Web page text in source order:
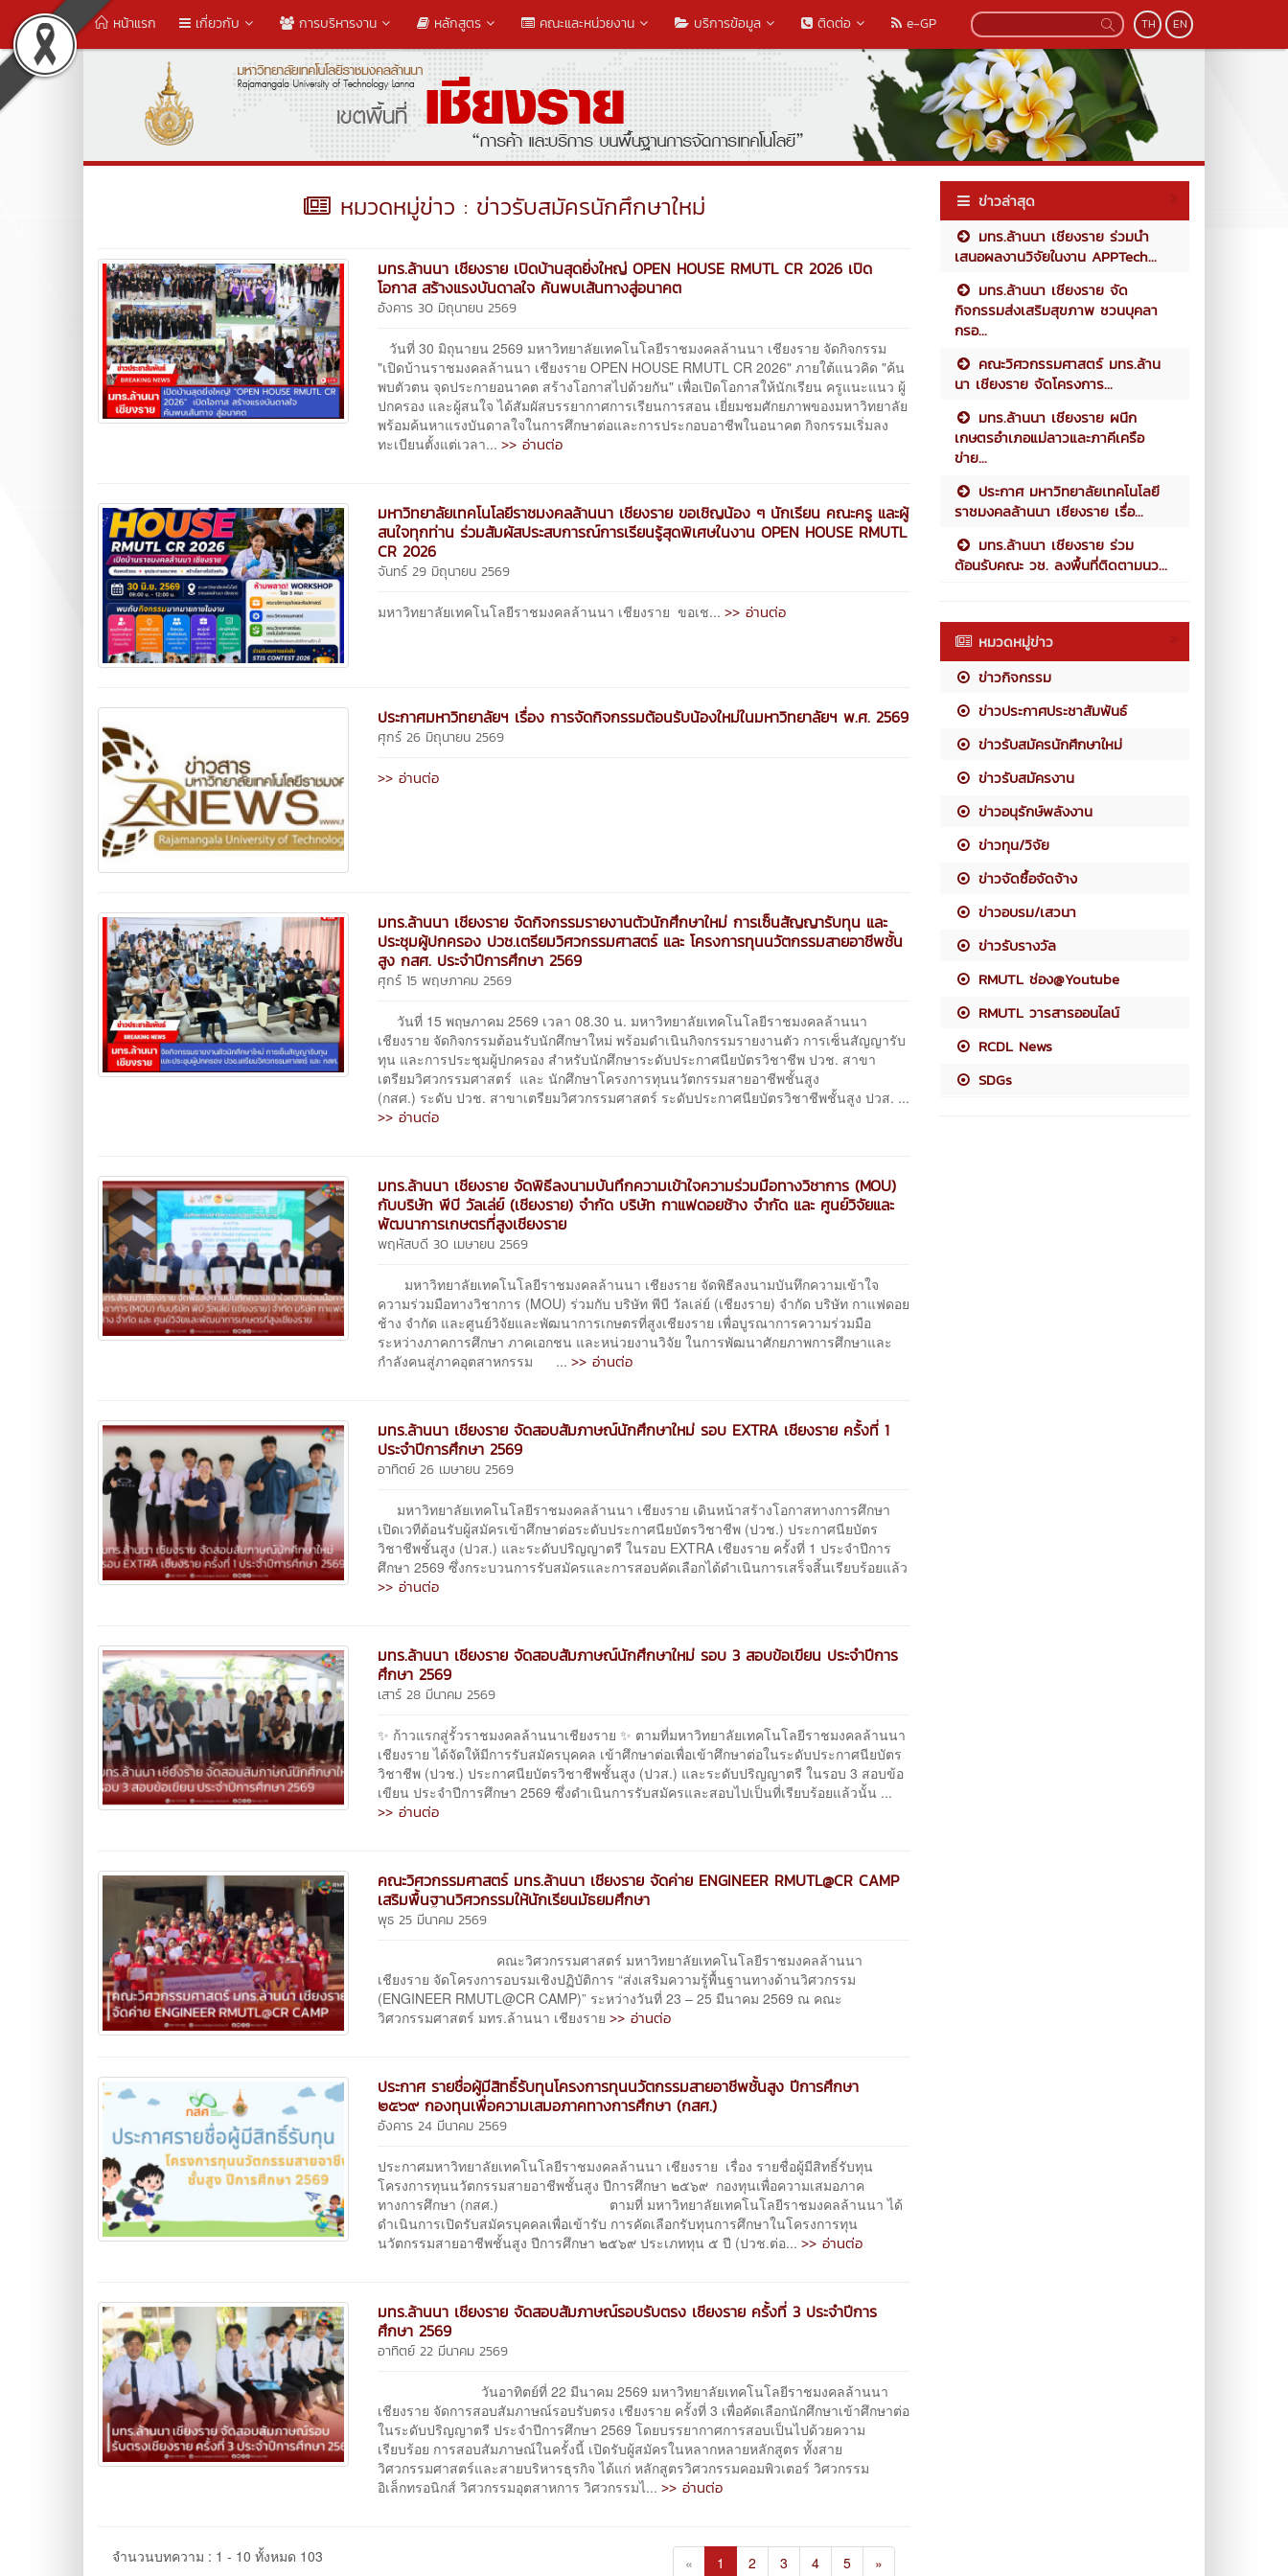
หน้าแรก เกี่ยวกับ การบริหารงาน หลักสูตร คณะและหน่วยงาน บริการข้อมูล ติดต่อ e-GP TH EN
หมวดหมู่ข่าว : ข่าวรับสมัครนักศึกษาใหม่
มทร.ล้านนา เชียงราย เปิดบ้านสุดยิ่งใหญ่ OPEN HOUSE RMUTL CR 2026 เปิด
โอกาส สร้างแรงบันดาลใจ ค้นพบเส้นทางสู่อนาคต
อังคาร 30 มิถุนายน 2569
วันที่ 30 มิถุนายน 2569 มหาวิทยาลัยเทคโนโลยีราชมงคลล้านนา เชียงราย จัดกิจกรรม
"เปิดบ้านราชมงคลล้านนา เชียงราย OPEN HOUSE RMUTL CR 2026" ภายใต้แนวคิด "ค้น
พบตัวตน จุดประกายอนาคต สร้างโอกาสไปด้วยกัน" เพื่อเปิดโอกาสให้นักเรียน ครูแนะแนว ผู้
ปกครอง และผู้สนใจ ได้สัมผัสบรรยากาศการเรียนการสอน เยี่ยมชมศักยภาพของมหาวิทยาลัย
พร้อมค้นหาแรงบันดาลใจในการศึกษาต่อและการประกอบอาชีพในอนาคต กิจกรรมเริ่มลง
ทะเบียนตั้งแต่เวลา...>> อ่านต่อ
มหาวิทยาลัยเทคโนโลยีราชมงคลล้านนา เชียงราย ขอเชิญน้อง ๆ นักเรียน คณะครู และผู้
สนใจทุกท่าน ร่วมสัมผัสประสบการณ์การเรียนรู้สุดพิเศษในงาน OPEN HOUSE RMUTL
CR 2026
จันทร์ 29 มิถุนายน 2569
มหาวิทยาลัยเทคโนโลยีราชมงคลล้านนา เชียงราย ขอเช...>> อ่านต่อ
ประกาศมหาวิทยาลัยฯ เรื่อง การจัดกิจกรรมต้อนรับน้องใหม่ในมหาวิทยาลัยฯ พ.ศ. 2569
ศุกร์ 26 มิถุนายน 2569
>> อ่านต่อ
มทร.ล้านนา เชียงราย จัดกิจกรรมรายงานตัวนักศึกษาใหม่ การเซ็นสัญญารับทุน และ
ประชุมผู้ปกครอง ปวช.เตรียมวิศวกรรมศาสตร์ และ โครงการทุนนวัตกรรมสายอาชีพชั้น
สูง กสศ. ประจำปีการศึกษา 2569
ศุกร์ 15 พฤษภาคม 2569
วันที่ 15 พฤษภาคม 2569 เวลา 08.30 น. มหาวิทยาลัยเทคโนโลยีราชมงคลล้านนา
เชียงราย จัดกิจกรรมต้อนรับนักศึกษาใหม่ พร้อมดำเนินกิจกรรมรายงานตัว การเซ็นสัญญารับ
ทุน และการประชุมผู้ปกครอง สำหรับนักศึกษาระดับประกาศนียบัตรวิชาชีพ ปวช. สาขา
เตรียมวิศวกรรมศาสตร์ และ นักศึกษาโครงการทุนนวัตกรรมสายอาชีพชั้นสูง
(กสศ.) ระดับ ปวช. สาขาเตรียมวิศวกรรมศาสตร์ ระดับประกาศนียบัตรวิชาชีพชั้นสูง ปวส. ...
>> อ่านต่อ
มทร.ล้านนา เชียงราย จัดพิธีลงนามบันทึกความเข้าใจความร่วมมือทางวิชาการ (MOU)
กับบริษัท พีบี วัลเล่ย์ (เชียงราย) จำกัด บริษัท กาแฟดอยช้าง จำกัด และ ศูนย์วิจัยและ
พัฒนาการเกษตรที่สูงเชียงราย
พฤหัสบดี 30 เมษายน 2569
มหาวิทยาลัยเทคโนโลยีราชมงคลล้านนา เชียงราย จัดพิธีลงนามบันทึกความเข้าใจ
ความร่วมมือทางวิชาการ (MOU) ร่วมกับ บริษัท พีบี วัลเล่ย์ (เชียงราย) จำกัด บริษัท กาแฟดอย
ช้าง จำกัด และศูนย์วิจัยและพัฒนาการเกษตรที่สูงเชียงราย เพื่อบูรณาการความร่วมมือ
ระหว่างภาคการศึกษา ภาคเอกชน และหน่วยงานวิจัย ในการพัฒนาศักยภาพการศึกษาและ
กำลังคนสู่ภาคอุตสาหกรรม ...>> อ่านต่อ
มทร.ล้านนา เชียงราย จัดสอบสัมภาษณ์นักศึกษาใหม่ รอบ EXTRA เชียงราย ครั้งที่ 1
ประจำปีการศึกษา 2569
อาทิตย์ 26 เมษายน 2569
มหาวิทยาลัยเทคโนโลยีราชมงคลล้านนา เชียงราย เดินหน้าสร้างโอกาสทางการศึกษา
เปิดเวทีต้อนรับผู้สมัครเข้าศึกษาต่อระดับประกาศนียบัตรวิชาชีพ (ปวช.) ประกาศนียบัตร
วิชาชีพชั้นสูง (ปวส.) และระดับปริญญาตรี ในรอบ EXTRA เชียงราย ครั้งที่ 1 ประจำปีการ
ศึกษา 2569 ซึ่งกระบวนการรับสมัครและการสอบคัดเลือกได้ดำเนินการเสร็จสิ้นเรียบร้อยแล้ว
>> อ่านต่อ
มทร.ล้านนา เชียงราย จัดสอบสัมภาษณ์นักศึกษาใหม่ รอบ 3 สอบข้อเขียน ประจำปีการ
ศึกษา 2569
เสาร์ 28 มีนาคม 2569
✨ ก้าวแรกสู่รั้วราชมงคลล้านนาเชียงราย ✨ ตามที่มหาวิทยาลัยเทคโนโลยีราชมงคลล้านนา
เชียงราย ได้จัดให้มีการรับสมัครบุคคล เข้าศึกษาต่อเพื่อเข้าศึกษาต่อในระดับประกาศนียบัตร
วิชาชีพ (ปวช.) ประกาศนียบัตรวิชาชีพชั้นสูง (ปวส.) และระดับปริญญาตรี ในรอบ 3 สอบข้อ
เขียน ประจำปีการศึกษา 2569 ซึ่งดำเนินการรับสมัครและสอบไปเป็นที่เรียบร้อยแล้วนั้น ...
>> อ่านต่อ
คณะวิศวกรรมศาสตร์ มทร.ล้านนา เชียงราย จัดค่าย ENGINEER RMUTL@CR CAMP
เสริมพื้นฐานวิศวกรรมให้นักเรียนมัธยมศึกษา
พุธ 25 มีนาคม 2569
คณะวิศวกรรมศาสตร์ มหาวิทยาลัยเทคโนโลยีราชมงคลล้านนา
เชียงราย จัดโครงการอบรมเชิงปฏิบัติการ “ส่งเสริมความรู้พื้นฐานทางด้านวิศวกรรม
(ENGINEER RMUTL@CR CAMP)” ระหว่างวันที่ 23 – 25 มีนาคม 2569 ณ คณะ
วิศวกรรมศาสตร์ มทร.ล้านนา เชียงราย>> อ่านต่อ
ประกาศ รายชื่อผู้มีสิทธิ์รับทุนโครงการทุนนวัตกรรมสายอาชีพชั้นสูง ปีการศึกษา
๒๕๖๙ กองทุนเพื่อความเสมอภาคทางการศึกษา (กสศ.)
อังคาร 24 มีนาคม 2569
ประกาศมหาวิทยาลัยเทคโนโลยีราชมงคลล้านนา เชียงราย เรื่อง รายชื่อผู้มีสิทธิ์รับทุน
โครงการทุนนวัตกรรมสายอาชีพชั้นสูง ปีการศึกษา ๒๕๖๙ กองทุนเพื่อความเสมอภาค
ทางการศึกษา (กสศ.) ตามที่ มหาวิทยาลัยเทคโนโลยีราชมงคลล้านนา ได้
ดําเนินการเปิดรับสมัครบุคคลเพื่อเข้ารับ การคัดเลือกรับทุนการศึกษาในโครงการทุน
นวัตกรรมสายอาชีพชั้นสูง ปีการศึกษา ๒๕๖๙ ประเภททุน ๕ ปี (ปวช.ต่อ...>> อ่านต่อ
มทร.ล้านนา เชียงราย จัดสอบสัมภาษณ์รอบรับตรง เชียงราย ครั้งที่ 3 ประจำปีการ
ศึกษา 2569
อาทิตย์ 22 มีนาคม 2569
วันอาทิตย์ที่ 22 มีนาคม 2569 มหาวิทยาลัยเทคโนโลยีราชมงคลล้านนา
เชียงราย จัดการสอบสัมภาษณ์รอบรับตรง เชียงราย ครั้งที่ 3 เพื่อคัดเลือกนักศึกษาเข้าศึกษาต่อ
ในระดับปริญญาตรี ประจำปีการศึกษา 2569 โดยบรรยากาศการสอบเป็นไปด้วยความ
เรียบร้อย การสอบสัมภาษณ์ในครั้งนี้ เปิดรับผู้สมัครในหลากหลายหลักสูตร ทั้งสาย
วิศวกรรมศาสตร์และสายบริหารธุรกิจ ได้แก่ หลักสูตรวิศวกรรมคอมพิวเตอร์ วิศวกรรม
อิเล็กทรอนิกส์ วิศวกรรมอุตสาหการ วิศวกรรมไ...>> อ่านต่อ
จำนวนบทความ : 1 - 10 ทั้งหมด 103 « 1 2 3 4 5 »
ข่าวล่าสุด
มทร.ล้านนา เชียงราย ร่วมนำ
เสนอผลงานวิจัยในงาน APPTech...
มทร.ล้านนา เชียงราย จัด
กิจกรรมส่งเสริมสุขภาพ ชวนบุคลา
กรอ...
คณะวิศวกรรมศาสตร์ มทร.ล้าน
นา เชียงราย จัดโครงการ...
มทร.ล้านนา เชียงราย ผนึก
เกษตรอำเภอแม่ลาวและภาคีเครือ
ข่าย...
ประกาศ มหาวิทยาลัยเทคโนโลยี
ราชมงคลล้านนา เชียงราย เรื่อ...
มทร.ล้านนา เชียงราย ร่วม
ต้อนรับคณะ วช. ลงพื้นที่ติดตามนว...
หมวดหมู่ข่าว
ข่าวกิจกรรม
ข่าวประกาศประชาสัมพันธ์
ข่าวรับสมัครนักศึกษาใหม่
ข่าวรับสมัครงาน
ข่าวอนุรักษ์พลังงาน
ข่าวทุน/วิจัย
ข่าวจัดซื้อจัดจ้าง
ข่าวอบรม/เสวนา
ข่าวรับรางวัล
RMUTL ช่อง@Youtube
RMUTL วารสารออนไลน์
RCDL News
SDGs